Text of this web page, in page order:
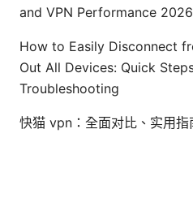
and VPN Performance 2026
How to Easily Disconnect
Out All Devices: Quick
Troubleshooting
快猫 vpn：全面对比、实用